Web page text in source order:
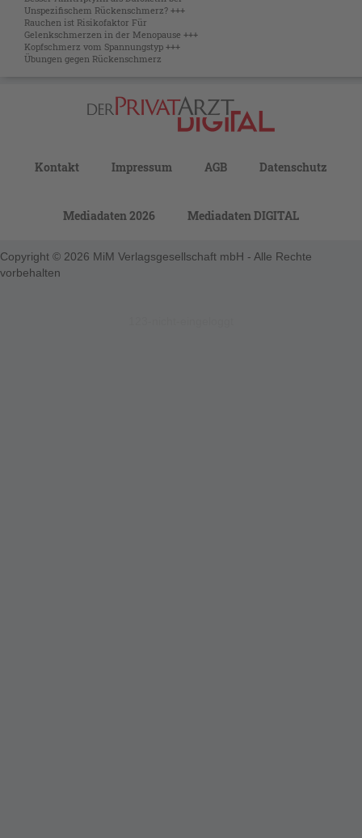
Unspezifischem Rückenschmerz? +++
Rauchen ist Risikofaktor Für
Gelenkschmerzen in der Menopause +++
Kopfschmerz vom Spannungstyp +++
Übungen gegen Rückenschmerz
Kontakt Impressum AGB Datenschutz
Mediadaten 2026 Mediadaten DIGITAL
Copyright © 2026 MiM Verlagsgesellschaft mbH - Alle Rechte
vorbehalten